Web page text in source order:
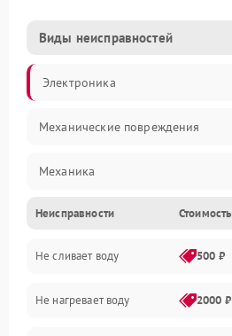
Виды неисправностей
Электроника
Механические повреждения
Механика
Управление
Электропитание
Датчики
Неисправности Стоимость
Не сливает воду 500 ₽
Не нагревает воду 2000 ₽